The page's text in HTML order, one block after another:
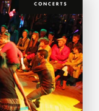
CONCERTS